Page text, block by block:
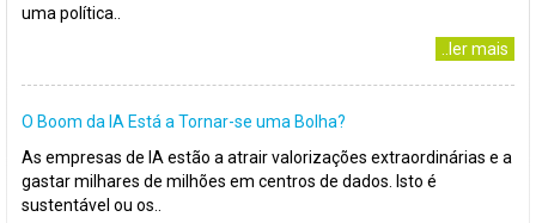
uma política..
..ler mais
O Boom da IA Está a Tornar-se uma Bolha?
As empresas de IA estão a atrair valorizações extraordinárias e a
gastar milhares de milhões em centros de dados. Isto é
sustentável ou os..